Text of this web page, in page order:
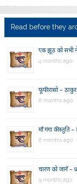
Read before they
एक झूठ को सभी ने
4 months ago
फूंफी रासो –
6 months ago
माँ गंगा की स्तुति
6 months ago
चारण को जानें –
9 months ago